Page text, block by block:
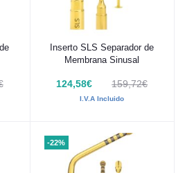
Añadir al carrito
Inserto SLS Separador de
Membrana Sinusal
124,58€ 159,72€
I.V.A Incluido
-22%